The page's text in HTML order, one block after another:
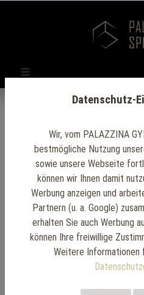
Datenschutz-
Wir, vom PALAZZINA
bestmögliche Nutzung
sowie unsere Webseite
können wir Ihnen damit
Werbung anzeigen und
Partnern (u. a. Google)
erhalten Sie auch Werbung
können Ihre freiwillige
Weitere Informationen